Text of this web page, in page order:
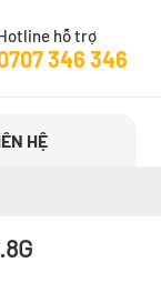
hỗ trợ
346 346
HỆ